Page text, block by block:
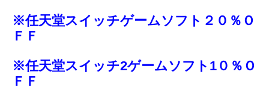
※任天堂スイッチゲームソフト２０％Ｏ
ＦＦ
※任天堂スイッチ2ゲームソフト1０％Ｏ
ＦＦ